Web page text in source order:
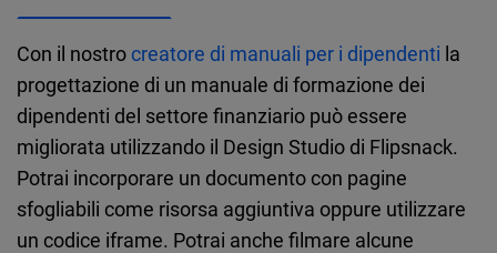
Con il nostro creatore di manuali per i dipendenti la
progettazione di un manuale di formazione dei
dipendenti del settore finanziario può essere
migliorata utilizzando il Design Studio di Flipsnack.
Potrai incorporare un documento con pagine
sfogliabili come risorsa aggiuntiva oppure utilizzare
un codice iframe. Potrai anche filmare alcune